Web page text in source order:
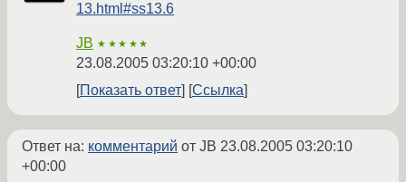
13.html#ss13.6
JB ★★★★★
23.08.2005 03:20:10 +00:00
Показать ответ
Ссылка
Ответ на: комментарий от JB 23.08.2005 03:20:10
+00:00